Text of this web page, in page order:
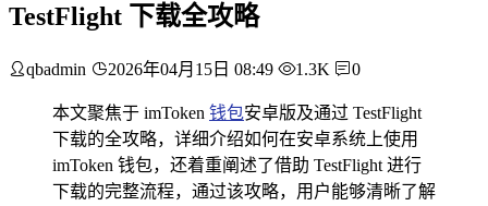
TestFlight 下载全攻略
qbadmin 2026年04月15日 08:49 1.3K 0
本文聚焦于 imToken 钱包安卓版及通过 TestFlight
下载的全攻略，详细介绍如何在安卓系统上使用
imToken 钱包，还着重阐述了借助 TestFlight 进行
下载的完整流程，通过该攻略，用户能够清晰了解